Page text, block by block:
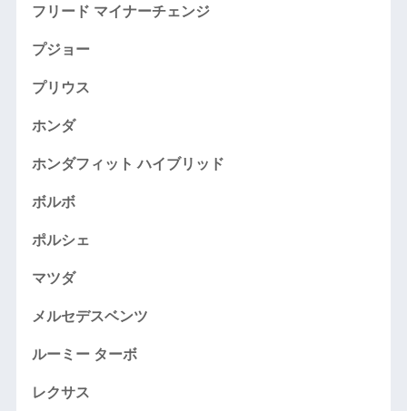
フリード マイナーチェンジ
プジョー
プリウス
ホンダ
ホンダフィット ハイブリッド
ボルボ
ポルシェ
マツダ
メルセデスベンツ
ルーミー ターボ
レクサス